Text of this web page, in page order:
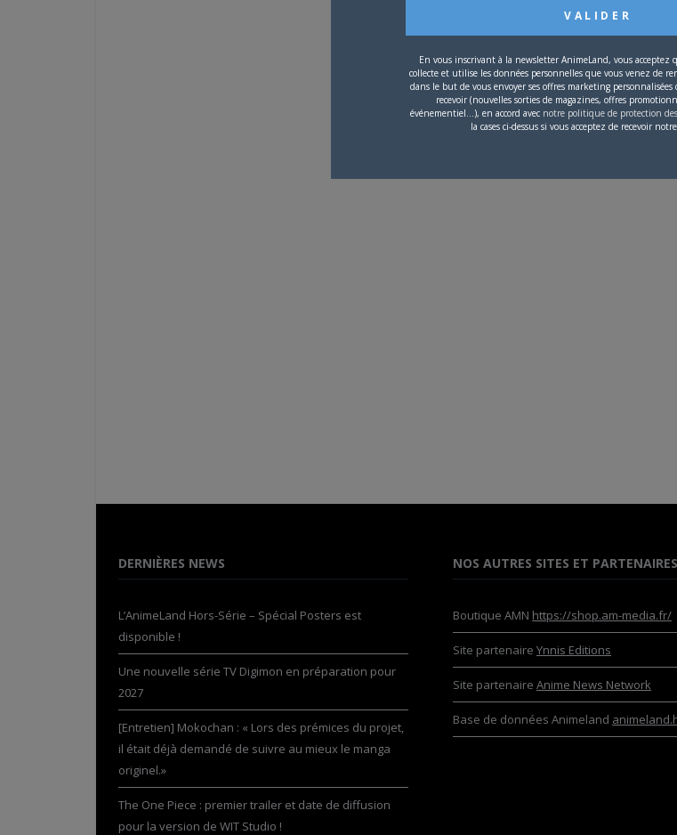
DERNIÈRES NEWS
L’AnimeLand Hors-Série – Spécial Posters est
disponible !
Une nouvelle série TV Digimon en préparation pour
2027
[Entretien] Mokochan : « Lors des prémices du projet,
il était déjà demandé de suivre au mieux le manga
originel.»
The One Piece : premier trailer et date de diffusion
pour la version de WIT Studio !
NOS AUTRES SITES ET PARTENAIRES
Boutique AMN https://shop.am-media.fr/
Site partenaire Ynnis Editions
Site partenaire Anime News Network
Base de données Animeland
En vous inscrivant à la newsletter AnimeLand, vous acceptez
collecte et utilise les données personnelles que vous venez de
dans le but de vous envoyer ses offres marketing personnalisées
recevoir (nouvelles sorties de magazines, offres
événementiel...), en accord avec notre politique de protection
la cases ci-dessus si vous acceptez de recevoir